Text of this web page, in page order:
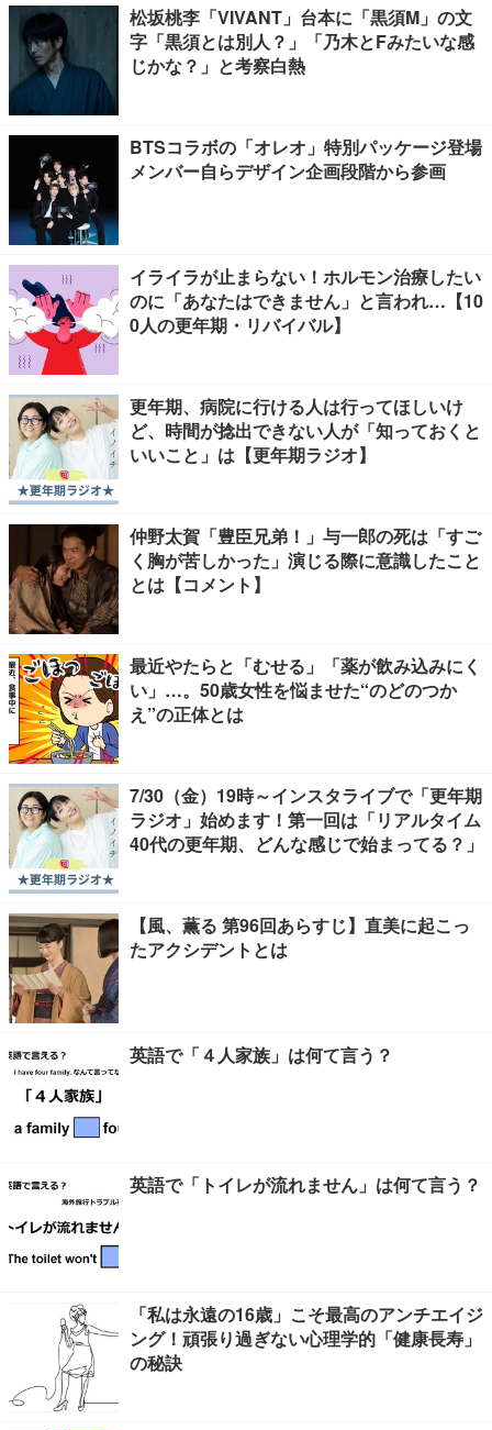
松坂桃李「VIVANT」台本に「黒須M」の文
字「黒須とは別人？」「乃木とFみたいな感
じかな？」と考察白熱
BTSコラボの「オレオ」特別パッケージ登場
メンバー自らデザイン企画段階から参画
イライラが止まらない！ホルモン治療したい
のに「あなたはできません」と言われ…【10
0人の更年期・リバイバル】
更年期、病院に行ける人は行ってほしいけ
ど、時間が捻出できない人が「知っておくと
いいこと」は【更年期ラジオ】
仲野太賀「豊臣兄弟！」与一郎の死は「すご
く胸が苦しかった」演じる際に意識したこと
とは【コメント】
最近やたらと「むせる」「薬が飲み込みにく
い」…。50歳女性を悩ませた“のどのつか
え”の正体とは
7/30（金）19時～インスタライブで「更年期
ラジオ」始めます！第一回は「リアルタイム
40代の更年期、どんな感じで始まってる？」
【風、薫る 第96回あらすじ】直美に起こっ
たアクシデントとは
英語で「４人家族」は何て言う？
英語で「トイレが流れません」は何て言う？
「私は永遠の16歳」こそ最高のアンチエイジ
ング！頑張り過ぎない心理学的「健康長寿」
の秘訣